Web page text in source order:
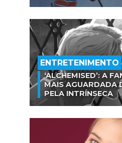
ENTRETENIMENTO
‘ALCHEMISED’: A
MAIS AGUARDADA
PELA INTRÍNSECA